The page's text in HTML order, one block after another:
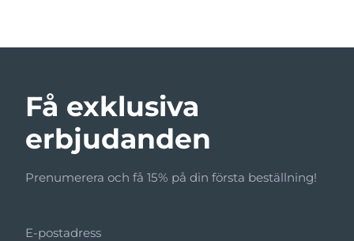
Få exklusiva
erbjudanden
Prenumerera och få 15% på din första beställning!
E-postadress